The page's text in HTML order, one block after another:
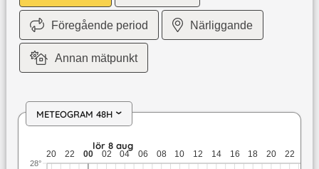
Föregående period Närliggande
Annan mätpunkt
METEOGRAM 48H ›
fre 7 aug: 13,3 till 11,3 grader: ingen nederbörd: upp till
lör 8 aug
20 22 00 02 04 06 08 10 12 14 16 18 20 22
28°